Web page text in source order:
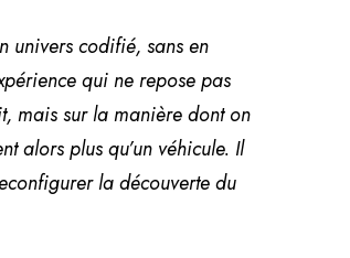
univers codifié, sans en
qui ne repose pas
mais sur la manière dont on
alors plus qu’un véhicule. Il
la découverte du